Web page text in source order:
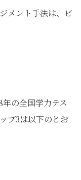
メント手法は、ビ
の全国学力テス
プ3は以下のとお